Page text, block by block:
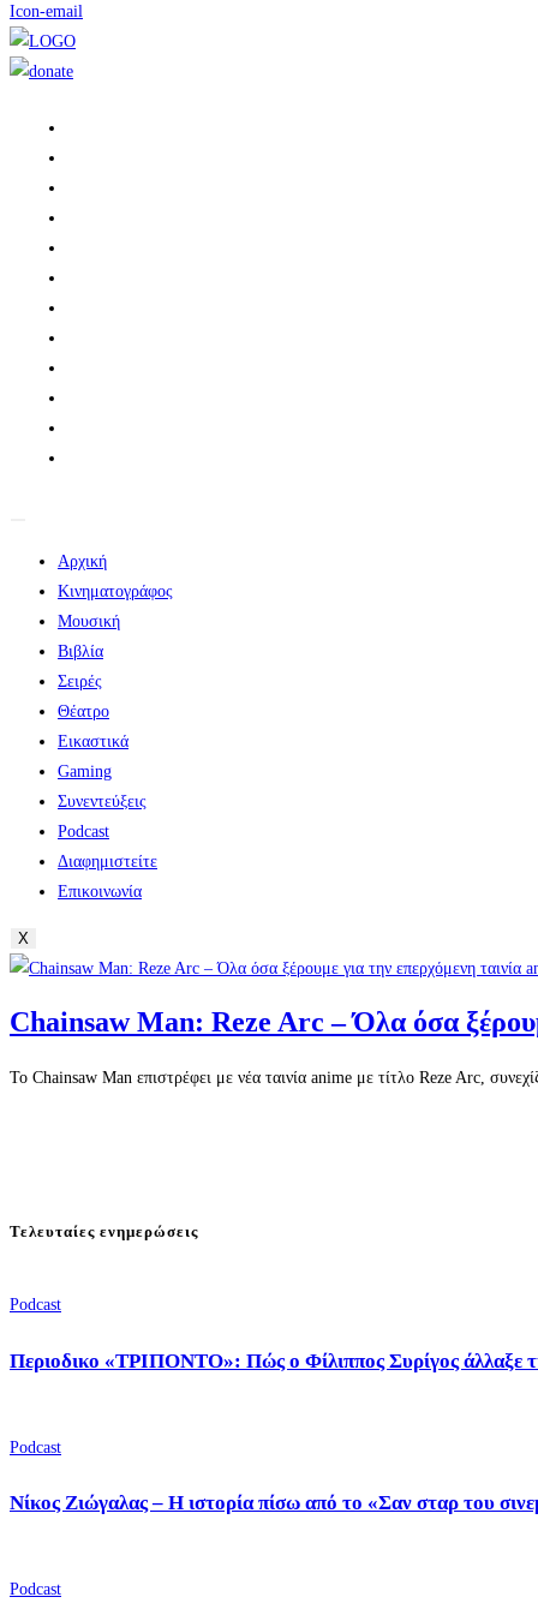
Icon-email
Αρχική
Κινηματογράφος
Μουσική
Βιβλία
Σειρές
Θέατρο
Εικαστικά
Gaming
Συνεντεύξεις
Podcast
Διαφημιστείτε
Επικοινωνία
X
Chainsaw Man: Reze Arc – Όλα όσα
Το Chainsaw Man επιστρέφει με νέα ταινία anime με τίτλο Reze Arc,
Τελευταίες ενημερώσεις
Podcast
Περιοδικο «ΤΡΙΠΟΝΤΟ»: Πώς ο Φίλιππος Συρίγος άλλαξε
Podcast
Νίκος Ζιώγαλας – Η ιστορία πίσω από το «Σαν σταρ του
Podcast